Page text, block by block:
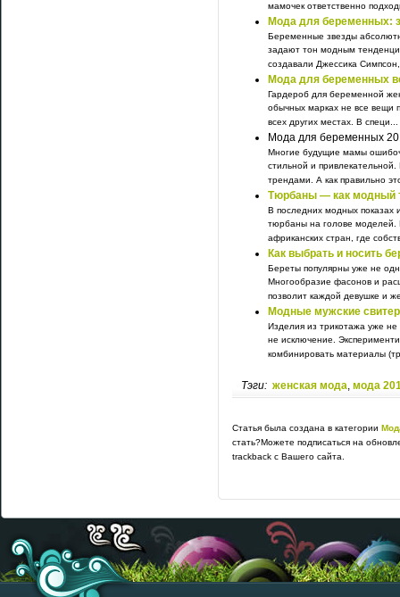
мамочек ответственно
Мода для беременных:
Беременные звезды
задают тон модным
создавали Джессика
Мода для беременных
Гардероб для беременной
обычных марках не все вещи
всех других местах. В специ...
Мода для беременных
Многие будущие мамы
стильной и
трендами. А как правильно
Тюрбаны — как модный
В последних модных показах
тюрбаны на голове моделей.
африканских стран, где
Как выбрать и носить
Береты популярны уже не
Многообразие фасонов и
позволит каждой девушке и
Модные мужские
Изделия из трикотажа уже
не исключение.
комбинировать материалы
Тэги: женская мода, мода
Статья была создана в категории
стать?Можете подписаться на
trackback с Вашего сайта.